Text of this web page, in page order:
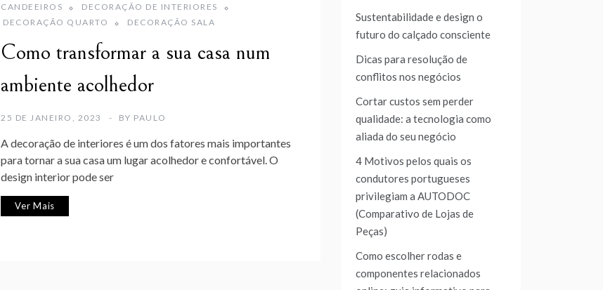
CANDEEIROS
DECORAÇÃO DE INTERIORES
DECORAÇÃO QUARTO
DECORAÇÃO SALA
Como transformar a sua casa num
ambiente acolhedor
25 DE JANEIRO, 2023 BY PAULO
A decoração de interiores é um dos fatores mais importantes
para tornar a sua casa um lugar acolhedor e confortável. O
design interior pode ser
Ver Mais
Sustentabilidade e design o
futuro do calçado consciente
Dicas para resolução de
conflitos nos negócios
Cortar custos sem perder
qualidade: a tecnologia como
aliada do seu negócio
4 Motivos pelos quais os
condutores portugueses
privilegiam a AUTODOC
(Comparativo de Lojas de
Peças)
Como escolher rodas e
componentes relacionados